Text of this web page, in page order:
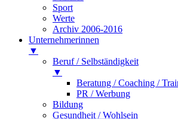
Sport
Werte
Archiv 2006-2016
Unternehmerinnen
▼
Beruf / Selbständigkeit
▼
Beratung / Coaching /
PR / Werbung
Bildung
Gesundheit / Wohlsein